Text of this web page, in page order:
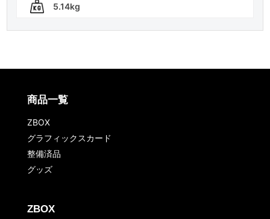
5.14kg
商品一覧
ZBOX
グラフィックスカード
整備済品
グッズ
ZBOX